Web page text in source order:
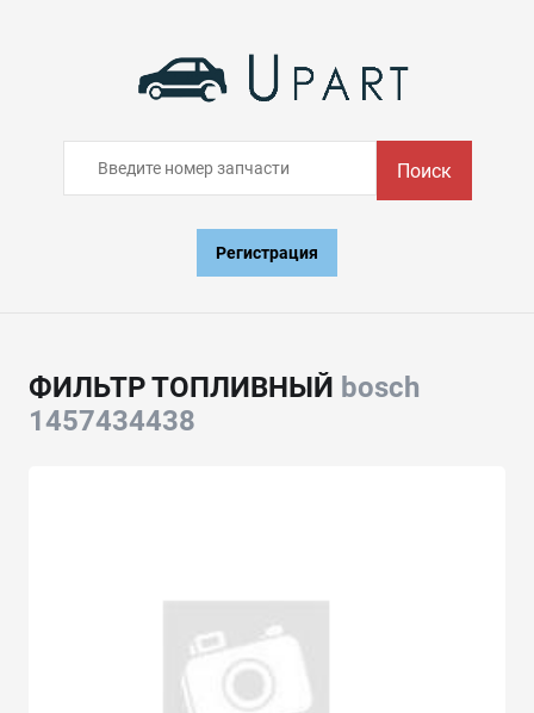
Поиск
Регистрация
ФИЛЬТР ТОПЛИВНЫЙ bosch
1457434438